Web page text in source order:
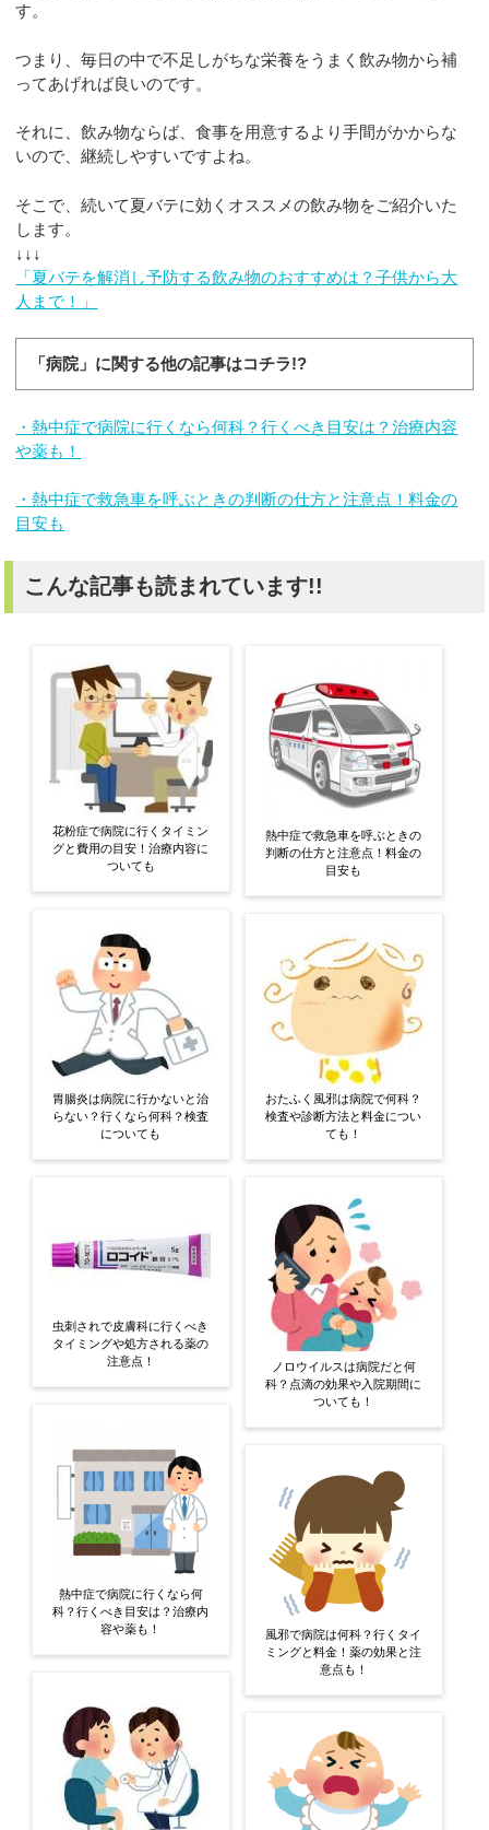
す。
つまり、毎日の中で不足しがちな栄養をうまく飲み物から補
ってあげれば良いのです。
それに、飲み物ならば、食事を用意するより手間がかからな
いので、継続しやすいですよね。
そこで、続いて夏バテに効くオススメの飲み物をご紹介いた
します。
↓↓↓
「夏バテを解消し予防する飲み物のおすすめは？子供から大
人まで！」
「病院」に関する他の記事はコチラ!?
・熱中症で病院に行くなら何科？行くべき目安は？治療内容
や薬も！
・熱中症で救急車を呼ぶときの判断の仕方と注意点！料金の
目安も
こんな記事も読まれています!!
花粉症で病院に行くタイミン
グと費用の目安！治療内容に
ついても
胃腸炎は病院に行かないと治
らない？行くなら何科？検査
についても
虫刺されで皮膚科に行くべき
タイミングや処方される薬の
注意点！
熱中症で病院に行くなら何
科？行くべき目安は？治療内
容や薬も！
熱中症で救急車を呼ぶときの
判断の仕方と注意点！料金の
目安も
おたふく風邪は病院で何科？
検査や診断方法と料金につい
ても！
ノロウイルスは病院だと何
科？点滴の効果や入院期間に
ついても！
風邪で病院は何科？行くタイ
ミングと料金！薬の効果と注
意点も！